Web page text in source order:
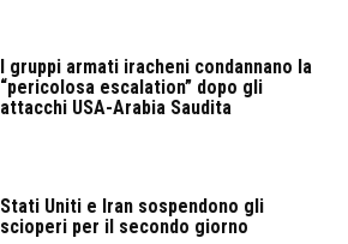
I gruppi armati iracheni condannano la
“pericolosa escalation” dopo gli
attacchi USA-Arabia Saudita
Stati Uniti e Iran sospendono gli
scioperi per il secondo giorno